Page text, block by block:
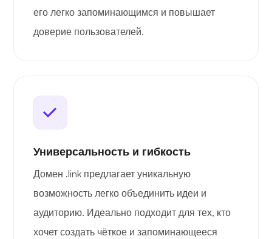
его легко запоминающимся и повышает
доверие пользователей.
Универсальность и гибкость
Домен .link предлагает уникальную
возможность легко объединить идеи и
аудиторию. Идеально подходит для тех, кто
хочет создать чёткое и запоминающееся